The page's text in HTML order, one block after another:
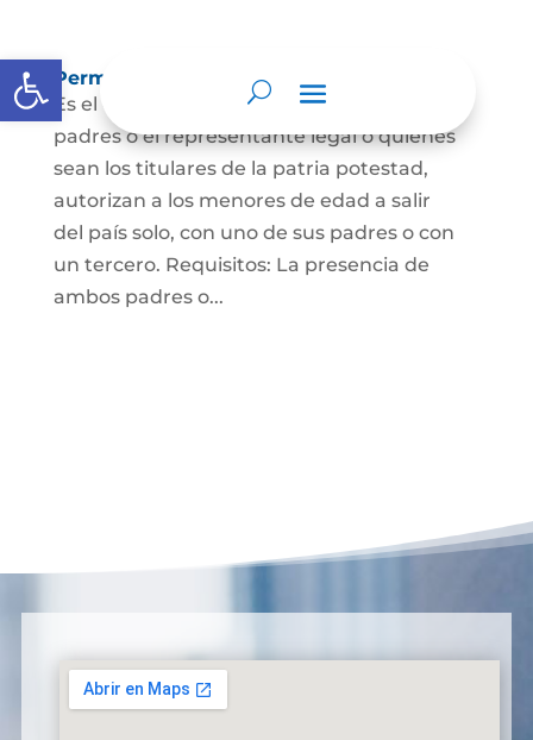
Abrir barra de herramientas
Permisos de salida de país temporal
Es el documento mediante el cual los
padres o el representante legal o quienes
sean los titulares de la patria potestad,
autorizan a los menores de edad a salir
del país solo, con uno de sus padres o con
un tercero. Requisitos: La presencia de
ambos padres o...